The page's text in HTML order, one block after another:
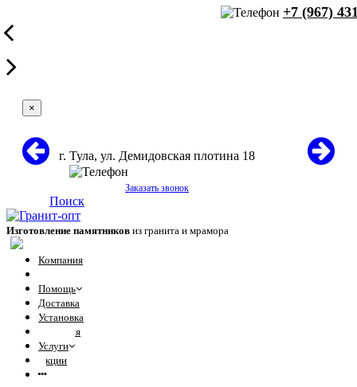
×
г. Тула, ул. Демидовская плотина 18
Заказать звонок
Поиск
Изготовление памятников из гранита и мрамора
Компания
Помощь
Доставка
Установка
Гарантия
Услуги
Акции
+7 (967)